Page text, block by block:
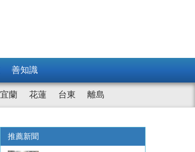
善知識
宜蘭 花蓮 台東 離島
推薦新聞